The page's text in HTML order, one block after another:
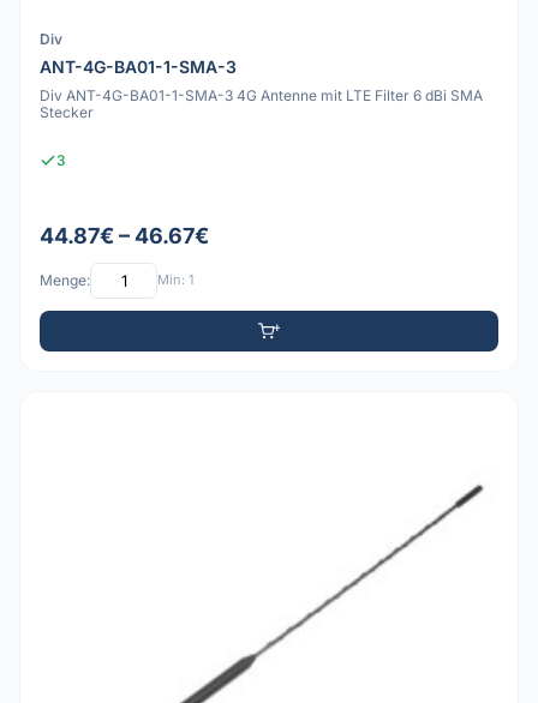
Div
ANT-4G-BA01-1-SMA-3
Div ANT-4G-BA01-1-SMA-3 4G Antenne mit LTE Filter 6 dBi SMA
Stecker
3
44.87€ – 46.67€
Menge: Min: 1